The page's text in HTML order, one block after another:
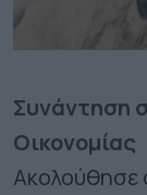
Συνάντηση
Οικονομίας
Ακολούθησε